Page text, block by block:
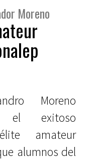
Moreno
Moreno
el exitoso
amateur
alumnos del